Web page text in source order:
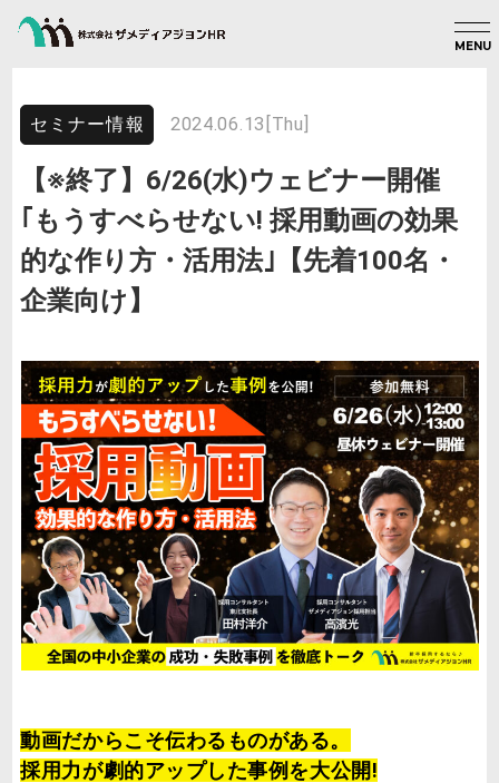
MENU
セミナー情報 2024.06.13[Thu]
【※終了】6/26(水)ウェビナー開催
｢もうすべらせない! 採用動画の効果
的な作り方・活用法｣【先着100名・
企業向け】
動画だからこそ伝わるものがある。
採用力が劇的アップした事例を大公開!